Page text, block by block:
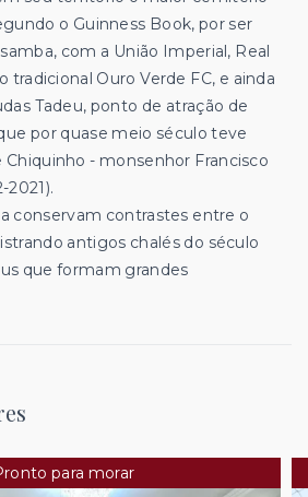
o Guinness Book, por ser
com a União Imperial, Real
tradicional Ouro Verde FC, e ainda
Tadeu, ponto de atração de
por quase meio século teve
- monsenhor Francisco
2021).
conservam contrastes entre o
antigos chalés do século
que formam grandes
para morar